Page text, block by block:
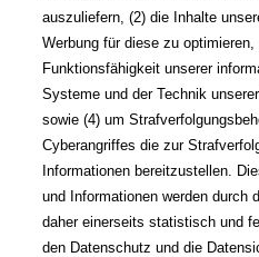
auszuliefern, (2) die Inhalte
Werbung für diese zu
Funktionsfähigkeit unserer
Systeme und der Technik
sowie (4) um
Cyberangriffes die zur
Informationen bereitzustellen.
und Informationen werden durch
daher einerseits statistisch und
den Datenschutz und die